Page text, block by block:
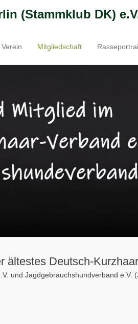
(Stammklub DK)
Mitgliedschaft
ältestes Deutsch-
und Jagdgebrauchshundverband e.V.